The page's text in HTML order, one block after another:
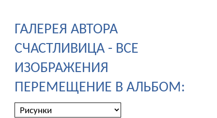
ГАЛЕРЕЯ АВТОРА
СЧАСТЛИВИЦА - ВСЕ
ИЗОБРАЖЕНИЯ
ПЕРЕМЕЩЕНИЕ В АЛЬБОМ: